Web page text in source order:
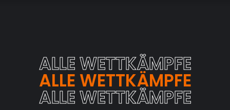
ALLE WETTKÄMPFE
ALLE WETTKÄMPFE
ALLE WETTKÄMPFE